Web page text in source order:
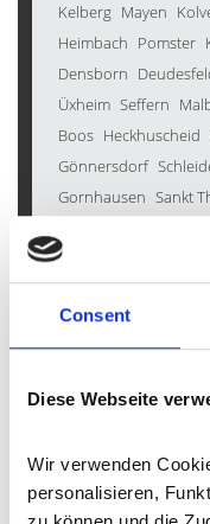
Consent
Diese Webseite
Wir verwenden
personalisieren,
Kelberg Mayen
Heimbach Pomster
Densborn
Üxheim Seffern
Boos Heckhuscheid
Gönnersdorf
Gornhausen Sankt
Weinsheim
Wittlich Burbach
Hillesheim
Auw bei Prüm Nohn
Wallersheim
Malbergweich
Hontheim Mehren